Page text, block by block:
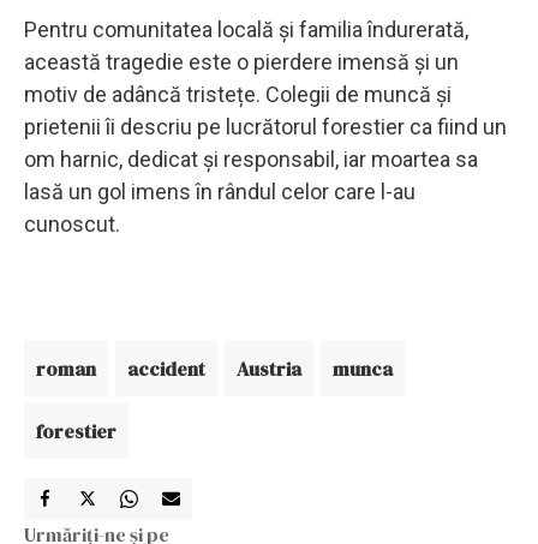
Pentru comunitatea locală și familia îndurerată,
această tragedie este o pierdere imensă și un
motiv de adâncă tristețe. Colegii de muncă și
prietenii îi descriu pe lucrătorul forestier ca fiind un
om harnic, dedicat și responsabil, iar moartea sa
lasă un gol imens în rândul celor care l-au
cunoscut.
roman accident Austria munca
forestier
Urmăriți-ne și pe